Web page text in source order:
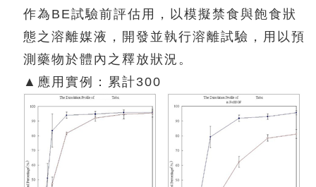
作為BE試驗前評估用，以模擬禁食與飽食狀
態之溶離媒液，開發並執行溶離試驗，用以預
測藥物於體內之釋放狀況。
▲應用實例：累計300